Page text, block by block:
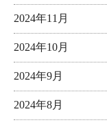
2024年11月
2024年10月
2024年9月
2024年8月